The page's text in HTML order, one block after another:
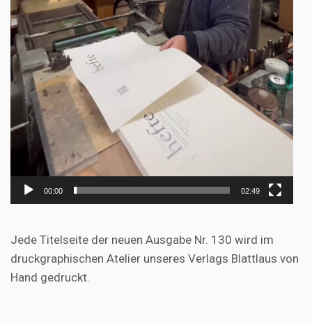
00:00 02:49
Jede Titelseite der neuen Ausgabe Nr. 130 wird im
druckgraphischen Atelier unseres Verlags Blattlaus von
Hand gedruckt.